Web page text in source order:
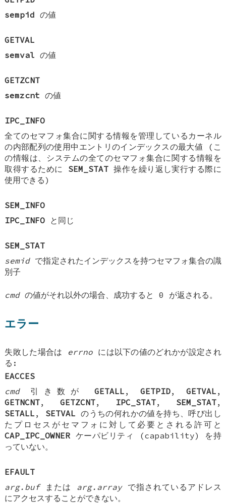
sempid の値
GETVAL
semval の値
GETZCNT
semzcnt の値
IPC_INFO
全てのセマフォ集合に関する情報を管理しているカーネル
の内部配列の使用中エントリのインデックスの最大値 (こ
の情報は、システムの全てのセマフォ集合に関する情報を
取得するために SEM_STAT操作を繰り返し実行する際に
使用できる)
SEM_INFO
IPC_INFO と同じ
SEM_STAT
semidで指定されたインデックスを持つセマフォ集合の識
別子
cmdの値がそれ以外の場合、成功すると 0 が返される。
エラー
失敗した場合は errnoには以下の値のどれかが設定され
る:
EACCES
cmd引き数がGETALL ,GETPID, GETVAL ,
GETNCNT,GETZCNT, IPC_STAT, SEM_STAT,
SETALL , SETVAL のうちの何れかの値を持ち、呼び出し
たプロセスがセマフォに対して必要とされる許可と
CAP_IPC_OWNER ケーパビリティ (capability) を持
っていない。
EFAULT
arg.bufまたは arg.arrayで指されているアドレス
にアクセスすることができない。